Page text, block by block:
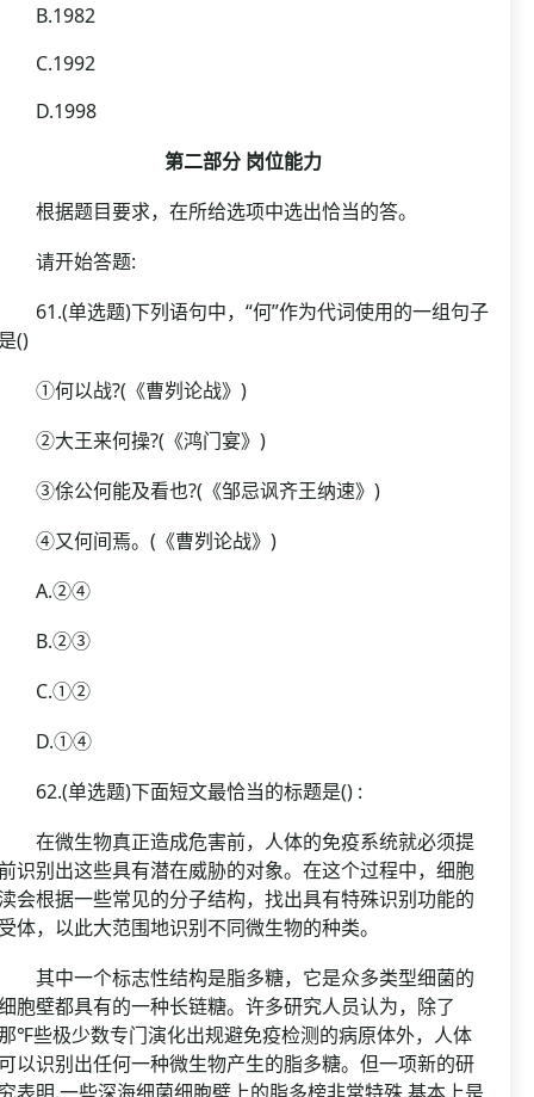
第二部分 岗位能力
据题目要求，在所给选项中选出恰当的答。
开始答题:
单选题)下列语句中，“何”作为代词使用的一组句子
()
何以战?(《曹刿论战》)
大王来何操?(《鸿门宴》)
俆公何能及看也?(《邹忌讽齐王纳速》)
又何间焉。(《曹刿论战》)
单选题)下面短文最恰当的标题是() :
微生物真正造成危害前，人体的免疫系统就必须提
识别出这些具有潜在威胁的对象。在这个过程中，细胞
会根据一些常见的分子结构，找出具有特殊识别功能的
体，以此大范围地识别不同微生物的种类。
中一个标志性结构是脂多糖，它是众多类型细菌的
胞壁都具有的一种长链糖。许多研究人员认为，除了
℉些极少数专门演化出规避免疫检测的病原体外，人体
以识别出任何一种微生物产生的脂多糖。但一项新的研